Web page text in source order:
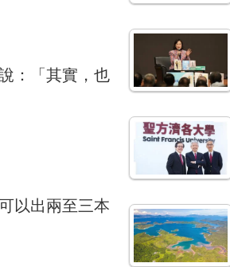
：「其實，也
以出兩至三本